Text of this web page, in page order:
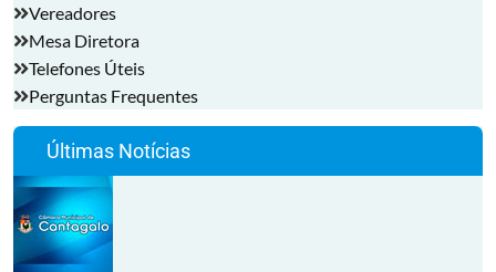
Vereadores
Mesa Diretora
Telefones Úteis
Perguntas Frequentes
Últimas Notícias